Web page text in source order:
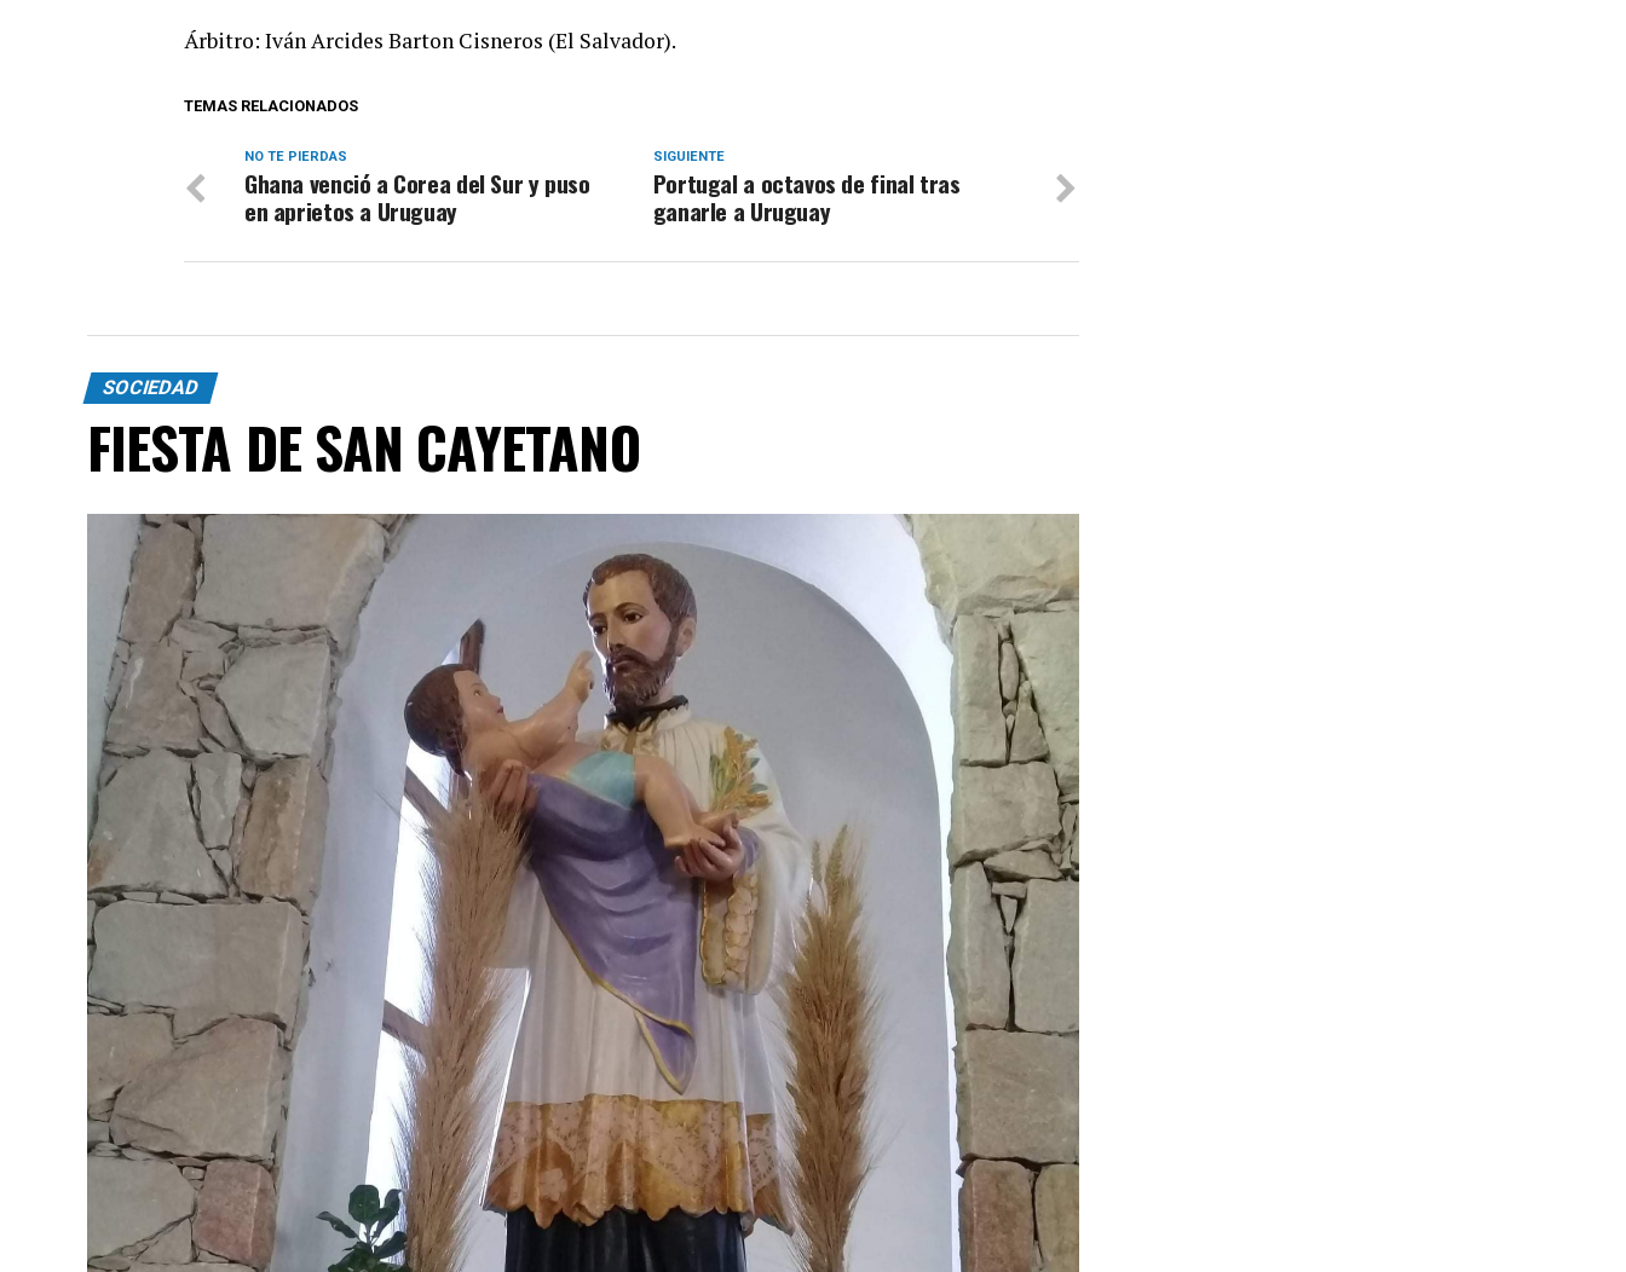
Árbitro: Iván Arcides Barton Cisneros (El Salvador).
TEMAS RELACIONADOS
SIGUIENTE
Portugal a octavos de final tras
ganarle a Uruguay
NO TE PIERDAS
Ghana venció a Corea del Sur y puso
en aprietos a Uruguay
SOCIEDAD
FIESTA DE SAN CAYETANO